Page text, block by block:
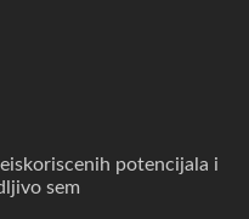
potencijala i
sem